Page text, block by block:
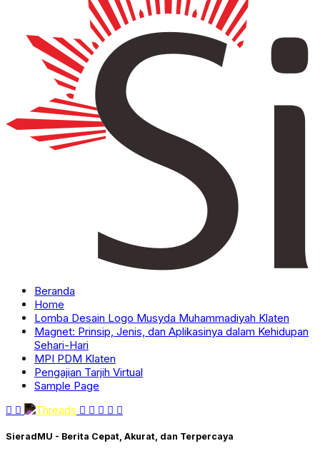
Beranda
Home
Lomba Desain Logo Musyda Muhammadiyah Klaten
Magnet: Prinsip, Jenis, dan Aplikasinya dalam Kehidupan
Sehari-Hari
MPI PDM Klaten
Pengajian Tarjih Virtual
Sample Page
SieradMU - Berita Cepat, Akurat, dan Terpercaya